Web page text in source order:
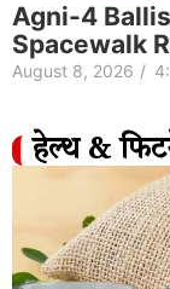
Agni-4
Spacewalk
August 8, 2026 /
हेल्थ &